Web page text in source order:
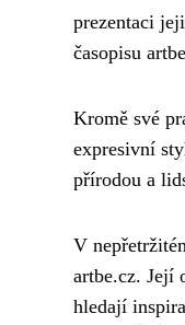
prezentaci
časopisu
Kromě své
expresivní
přírodou a
V
artbe.cz. Její
hledají